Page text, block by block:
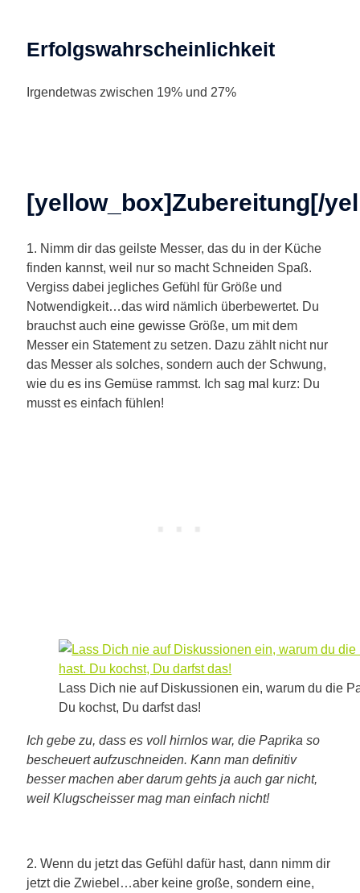
Erfolgswahrscheinlichkeit
Irgendetwas zwischen 19% und 27%
[yellow_box]Zubereitung[/
1. Nimm dir das geilste Messer, das du in der Küche
finden kannst, weil nur so macht Schneiden Spaß.
Vergiss dabei jegliches Gefühl für Größe und
Notwendigkeit…das wird nämlich überbewertet. Du
brauchst auch eine gewisse Größe, um mit dem
Messer ein Statement zu setzen. Dazu zählt nicht nur
das Messer als solches, sondern auch der Schwung,
wie du es ins Gemüse rammst. Ich sag mal kurz: Du
musst es einfach fühlen!
Lass Dich nie auf Diskussionen ein, warum du die
Du kochst, Du darfst das!
Ich gebe zu, dass es voll hirnlos war, die Paprika so
bescheuert aufzuschneiden. Kann man definitiv
besser machen aber darum gehts ja auch gar nicht,
weil Klugscheisser mag man einfach nicht!
2. Wenn du jetzt das Gefühl dafür hast, dann nimm dir
jetzt die Zwiebel…aber keine große, sondern eine,